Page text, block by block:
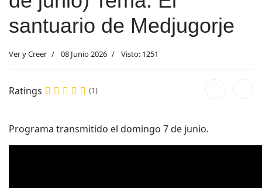
santuario de Medjugorje
Ver y Creer 08 Junio 2026 Visto: 1251
Ratings (1)
Programa transmitido el domingo 7 de junio.